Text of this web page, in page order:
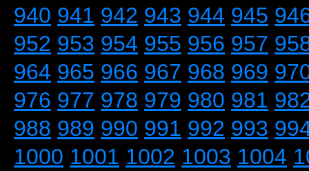
940 941 942 943 944 945
952 953 954 955 956 957
964 965 966 967 968 969
976 977 978 979 980 981
988 989 990 991 992 993
1000 1001 1002 1003 1004